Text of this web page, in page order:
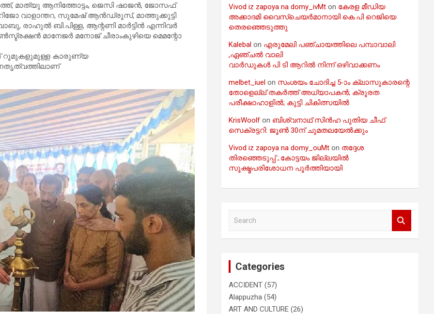
മാത്യു ആനിത്തോട്ടം, ജെസി ഷാജൻ, ജോസഫ്
റിജോ വാളാന്തറ, സുമേഷ് ആൻഡ്രൂസ്, മാത്തുക്കുട്ടി
രാഹുൽ ബി.പിള്ള, ആന്റണി മാർട്ടിൻ എന്നിവർ
മാനേജർ മനോജ് ചീരാംകുഴിയെ മെമന്റോ
റൂമുകളുമുള്ള കാരുണ്യ
നേതൃത്വത്തിലാണ്
Vivod iz zapoya na domy_ivMt on കേരള മീഡിയ
അക്കാദമി വൈസ്ചെയർമാനായി കെ.പി റെജിയെ
തെരഞ്ഞെടുത്തു
Kalebal on എരുമേലി പഞ്ചായത്തിലെ പമ്പാവാലി
,ഏഞ്ചൽ വാലി
വാർഡുകൾ പി ടി ആറിൽ നിന്ന് ഒഴിവാക്കണം
melbet_iuel on സംശയം ചോദിച്ച 5-ാം ക്ലാസുകാരന്റെ
തോളെല്ല് തകർത്ത് അധ്യാപകൻ; ക്രൂരത
പരീക്ഷാഹാളിൽ; കുട്ടി ചികിത്സയിൽ
KrisWoolf on ബിശ്വനാഥ് സിൻഹ പുതിയ ചീഫ്
സെക്രട്ടറി: ജൂൺ 30ന് ചുമതലയേൽക്കും
Vivod iz zapoya na domy_ouMt on തദ്ദേശ
തിരഞ്ഞെടുപ്പ് ;.കോട്ടയം ജില്ലയിൽ
സൂക്ഷ്മപരിശോധന പൂർത്തിയായി
Categories
ACCIDENT (57)
Alappuzha (54)
ART AND CULTURE (26)